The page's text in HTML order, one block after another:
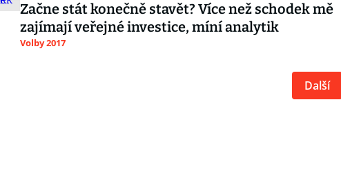
Začne stát konečně stavět? Více než schodek mě
zajímají veřejné investice, míní analytik
Volby 2017
Další